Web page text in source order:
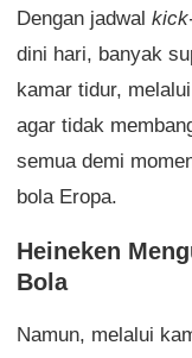
Dengan jadwal
dini hari, banyak
kamar tidur,
agar tidak
semua demi
bola Eropa.
Heineken
Bola
Namun, melalui